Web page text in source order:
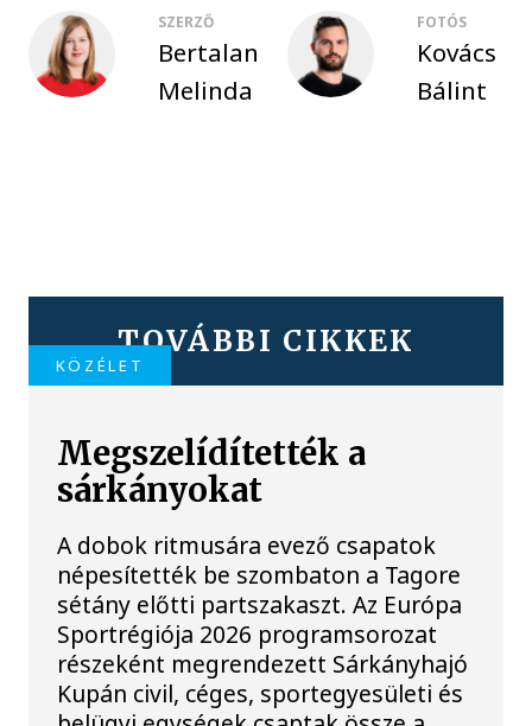
SZERZŐ
Bertalan
Melinda
FOTÓS
Kovács
Bálint
TOVÁBBI CIKKEK
KÖZÉLET
Megszelídítették a
sárkányokat
A dobok ritmusára evező csapatok
népesítették be szombaton a Tagore
sétány előtti partszakaszt. Az Európa
Sportrégiója 2026 programsorozat
részeként megrendezett Sárkányhajó
Kupán civil, céges, sportegyesületi és